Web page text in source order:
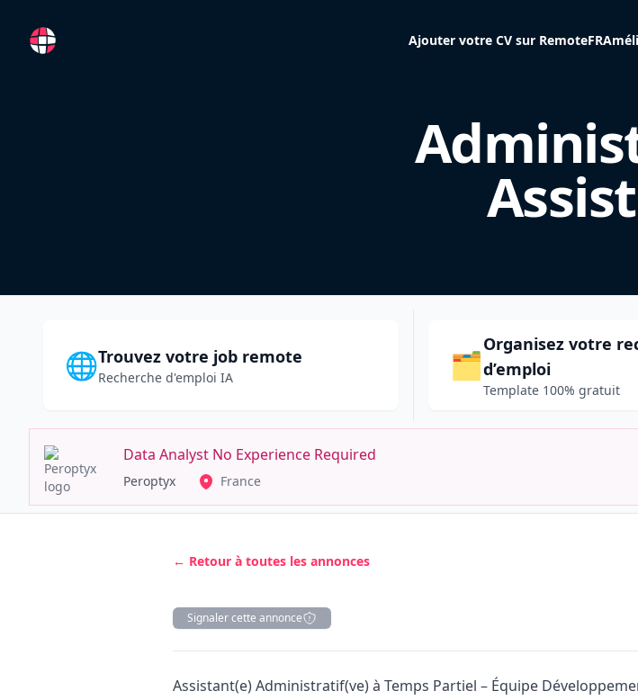
RemoteFR Ajouter votre CV sur RemoteFR
🌐Trouvez votre job remote
Recherche d'emploi IA 🗂️
Organisez votre
d’emploi
Template 100% gratuit
Data Analyst No Experience Required
Peroptyx France
← Retour à toutes les annonces
Signaler cette annonce
Description
Assistant(e) Administratif(ve) à Temps Partiel – Équipe